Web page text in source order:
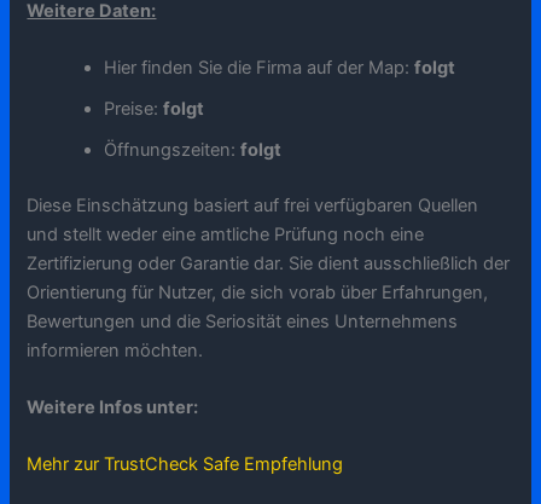
Weitere Daten:
Hier finden Sie die Firma auf der Map:folgt
Preise:folgt
Öffnungszeiten:folgt
Diese Einschätzung basiert auf frei verfügbaren Quellen
und stellt weder eine amtliche Prüfung noch eine
Zertifizierung oder Garantie dar. Sie dient ausschließlich der
Orientierung für Nutzer, die sich vorab über Erfahrungen,
Bewertungen und die Seriosität eines Unternehmens
informieren möchten.
Weitere Infos unter:
Mehr zur TrustCheck Safe Empfehlung